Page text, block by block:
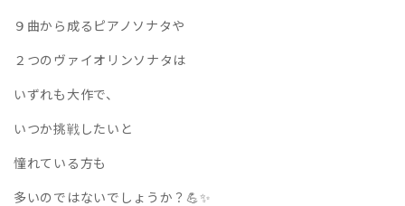
９曲から成るピアノソナタや
２つのヴァイオリンソナタは
いずれも大作で、
いつか挑戦したいと
憧れている方も
多いのではないでしょうか？💪✨